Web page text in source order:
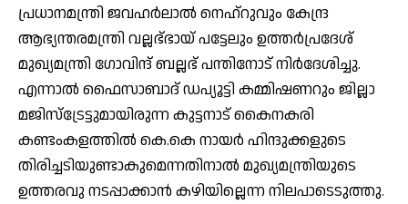
പ്രധാനമന്ത്രി ജവഹര്‍ലാല്‍ നെഹ്‌റുവും കേന്ദ്ര
ആഭ്യന്തരമന്ത്രി വല്ലഭ്ഭായ് പട്ടേലും ഉത്തര്‍പ്രദേശ്
മുഖ്യമന്ത്രി ഗോവിന്ദ് ബല്ലഭ് പന്തിനോട് നിര്‍ദേശിച്ചു.
എന്നാല്‍ ഫൈസാബാദ് ഡപ്യൂട്ടി കമ്മിഷണറും ജില്ലാ
മജിസ്‌ട്രേട്ടുമായിരുന്ന കുട്ടനാട് കൈനകരി
കണ്ടംകളത്തില്‍ കെ.കെ നായര്‍ ഹിന്ദുക്കളുടെ
തിരിച്ചടിയുണ്ടാകുമെന്നതിനാല്‍ മുഖ്യമന്ത്രിയുടെ
ഉത്തരവു നടപ്പാക്കാന്‍ കഴിയില്ലെന്ന നിലപാടെടുത്തു.